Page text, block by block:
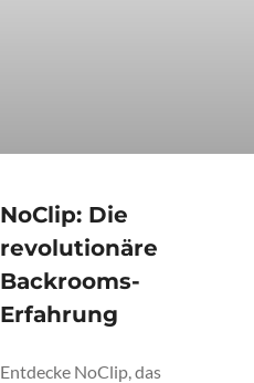
NoClip: Die
revolutionäre
Backrooms-
Erfahrung
Entdecke NoClip, das